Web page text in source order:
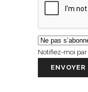
Notifiez-moi